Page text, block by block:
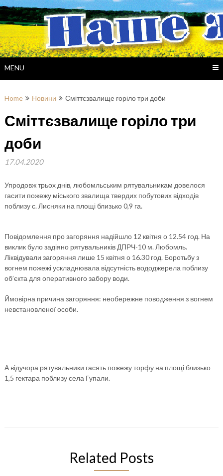
Skip
to
content
MENU
Home Новини Сміттєзвалище горіло три доби
Сміттєзвалище горіло три
доби
17.04.2020
Упродовж трьох днів, любомльським рятувальникам довелося
гасити пожежу міського звалища твердих побутових відходів
поблизу с. Лисняки на площі близько 0,9 га.
Повідомлення про загоряння надійшло 12 квітня о 12.54 год. На
виклик було задіяно рятувальників ДПРЧ-10 м. Любомль.
Ліквідували загоряння лише 15 квітня о 16.30 год. Боротьбу з
вогнем пожежі ускладнювала відсутність вододжерела поблизу
об’єкта для оперативного забору води.
Ймовірна причина загоряння: необережне поводження з вогнем
невстановленої особи.
А відучора рятувальники гасять пожежу торфу на площі близько
1,5 гектара поблизу села Гупали.
Related Posts